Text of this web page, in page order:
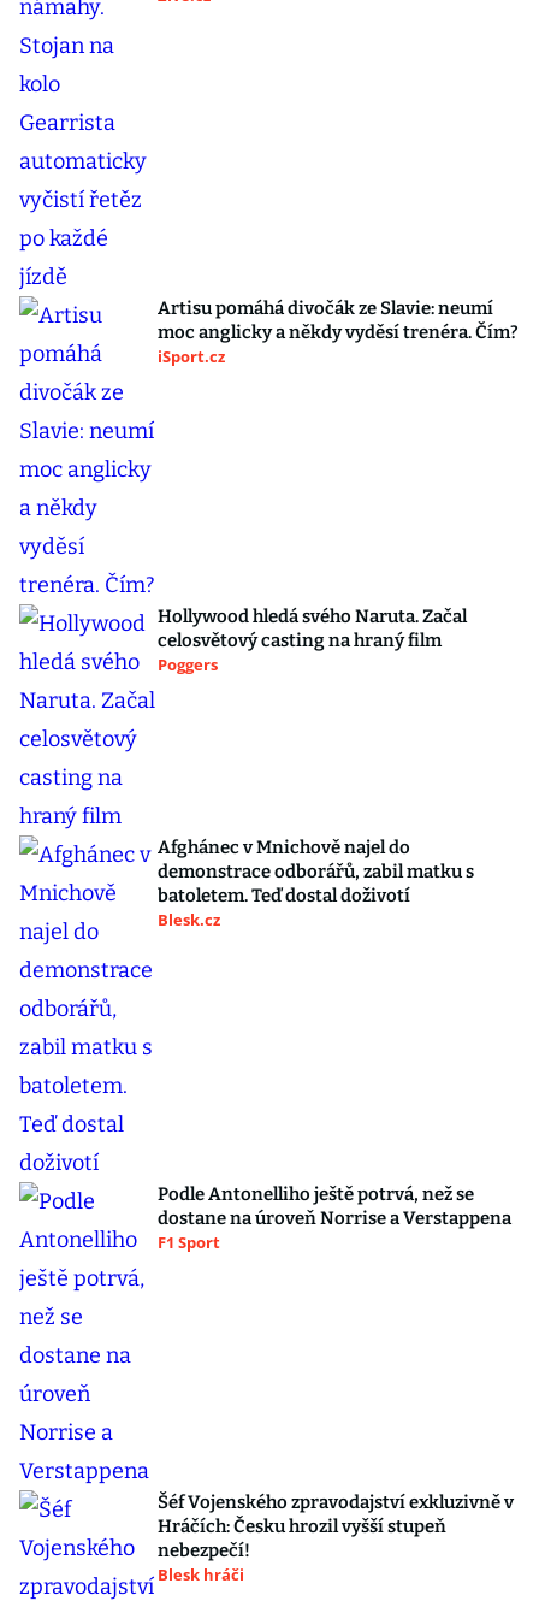
Artisu pomáhá divočák ze Slavie: neumí
moc anglicky a někdy vyděsí trenéra. Čím?
iSport.cz
Hollywood hledá svého Naruta. Začal
celosvětový casting na hraný film
Poggers
Afghánec v Mnichově najel do
demonstrace odborářů, zabil matku s
batoletem. Teď dostal doživotí
Blesk.cz
Podle Antonelliho ještě potrvá, než se
dostane na úroveň Norrise a Verstappena
F1 Sport
Šéf Vojenského zpravodajství exkluzivně v
Hráčích: Česku hrozil vyšší stupeň
nebezpečí!
Blesk hráči